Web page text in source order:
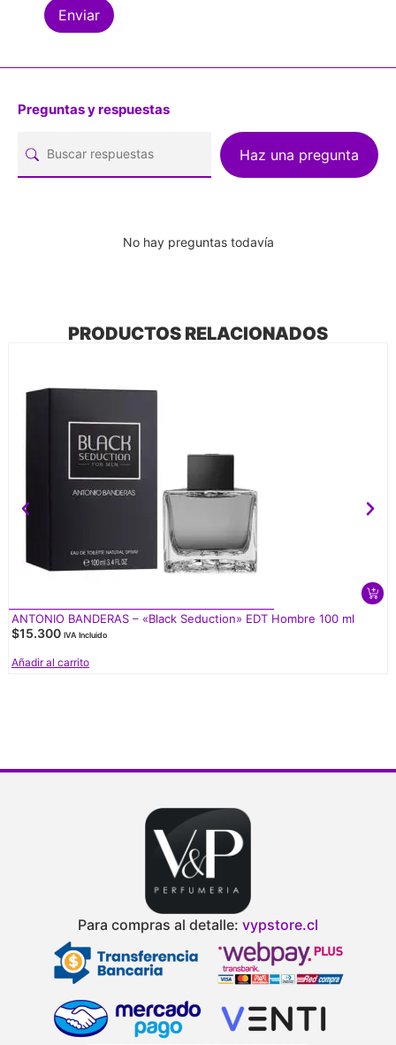
Preguntas y respuestas
Haz una pregunta
No hay preguntas todavía
PRODUCTOS RELACIONADOS
ANTONIO BANDERAS – «Black Seduction» EDT Hombre 100 ml
$15.300 IVA Incluido
Añadir al carrito
Para compras al detalle: vypstore.cl